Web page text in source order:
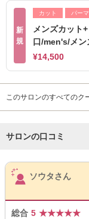
新
規
カット パーマ
メンズカット
口/men's/メン
¥14,500
このサロンのすべてのク
サロンの口コミ
サロ
ソウタさん
総合 5 ★★★★★